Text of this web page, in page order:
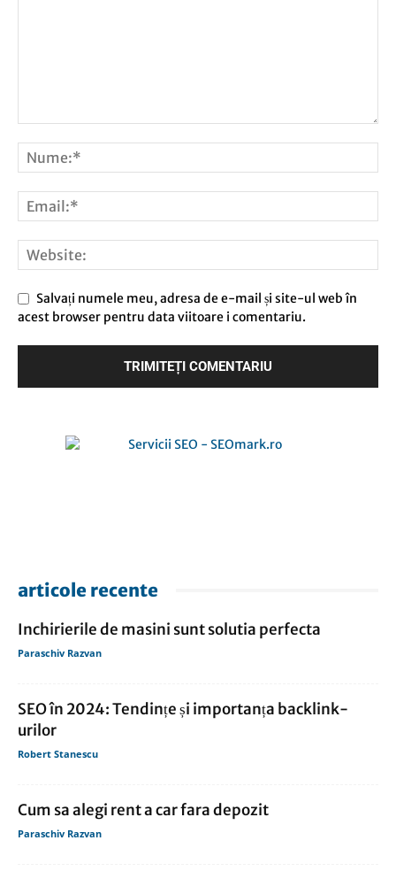
Salvați numele meu, adresa de e-mail și site-ul web în
acest browser pentru data viitoare i comentariu.
articole recente
Inchirierile de masini sunt solutia perfecta
Paraschiv Razvan
SEO în 2024: Tendințe și importanța backlink-
urilor
Robert Stanescu
Cum sa alegi rent a car fara depozit
Paraschiv Razvan